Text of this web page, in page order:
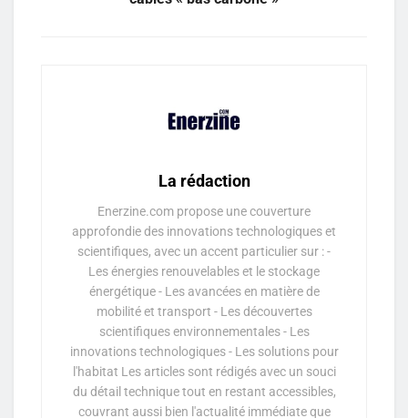
La rédaction
Enerzine.com propose une couverture
approfondie des innovations technologiques et
scientifiques, avec un accent particulier sur : -
Les énergies renouvelables et le stockage
énergétique - Les avancées en matière de
mobilité et transport - Les découvertes
scientifiques environnementales - Les
innovations technologiques - Les solutions pour
l'habitat Les articles sont rédigés avec un souci
du détail technique tout en restant accessibles,
couvrant aussi bien l'actualité immédiate que